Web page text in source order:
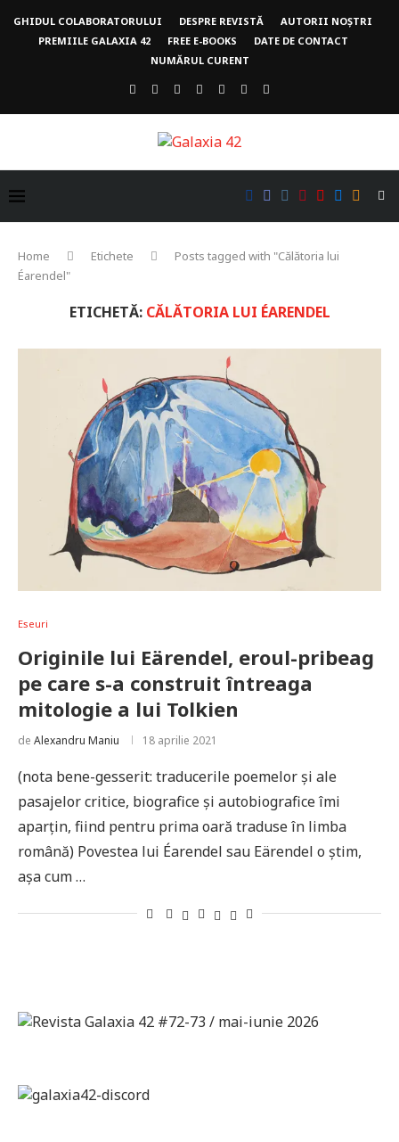
GHIDUL COLABORATORULUI DESPRE REVISTĂ
AUTORII NOȘTRI
PREMIILE GALAXIA 42
FREE E-BOOKS
DATE DE CONTACT
NUMĂRUL CURENT
Home Etichete
Posts tagged with "Călătoria lui
Éarendel"
ETICHETĂ: CĂLĂTORIA LUI ÉARENDEL
Eseuri
Originile lui Eärendel, eroul-pribeag
pe care s-a construit întreaga
mitologie a lui Tolkien
de Alexandru Maniu 18 aprilie 2021
(nota bene-gesserit: traducerile poemelor și ale
pasajelor critice, biografice și autobiografice îmi
aparțin, fiind pentru prima oară traduse în limba
română) Povestea lui Éarendel sau Eärendel o știm,
așa cum …